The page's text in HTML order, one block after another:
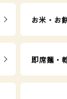
お米・お
即席麺・